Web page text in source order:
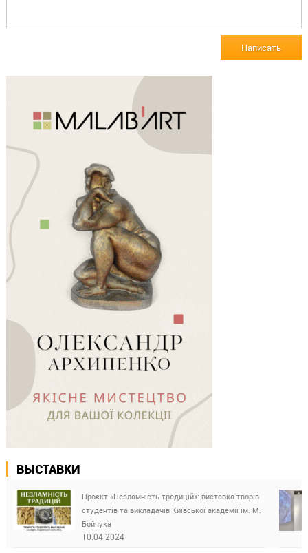
Написать
ВЫСТАВКИ
Проєкт «Незламність традицій»: виставка творів
студентів та викладачів Київської академії ім. М.
Бойчука
10.04.2024